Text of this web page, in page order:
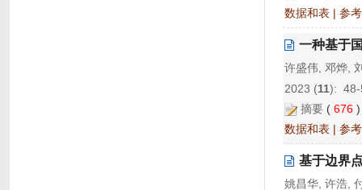
数据和表 | 参
一种基于
许盛伟, 邓烨,
2023 (11):
摘要 ( 676
数据和表 | 参
基于边界
姚昌华, 许浩,